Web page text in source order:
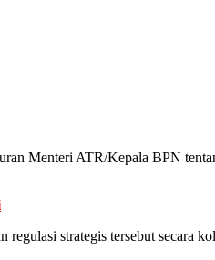
Menteri ATR/Kepala BPN
strategis tersebut secara